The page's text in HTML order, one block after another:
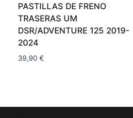
PASTILLAS DE FRENO
TRASERAS UM
DSR/ADVENTURE 125 2019-
2024
39,90 €